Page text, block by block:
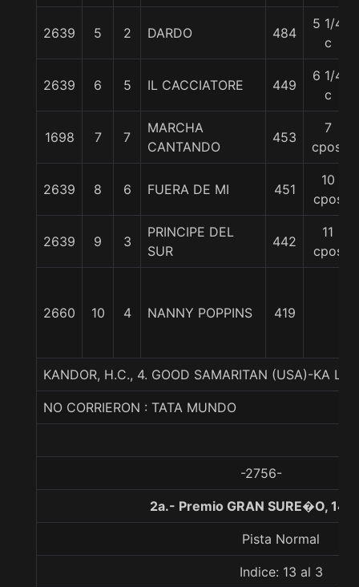
2639 5 2 DARDO 484
5 1/4
c
2639 6 5 IL CACCIATORE 449
6 1/4
c
1698 7 7
MARCHA
CANTANDO
453
7
cpos.
2639 8 6 FUERA DE MI 451
10
cpos
2639 9 3
PRINCIPE DEL
SUR
442
11
cpos
2660 10 4 NANNY POPPINS 419
KANDOR, H.C., 4. GOOD SAMARITAN (USA)-KA
NO CORRIERON : TATA MUNDO
-2756-
2a.- Premio GRAN SURE�O,
Pista Normal
Indice: 13 al 3